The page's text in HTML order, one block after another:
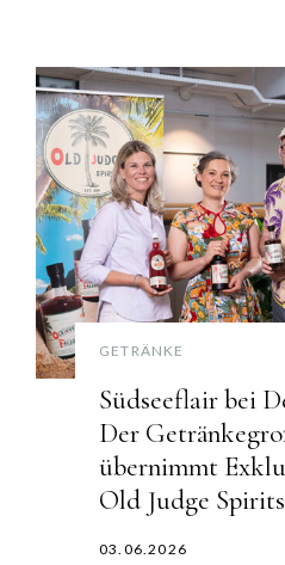
GETRÄNKE
Südseeflair bei
Der
übernimmt
Old Judge Spirits
03.06.2026